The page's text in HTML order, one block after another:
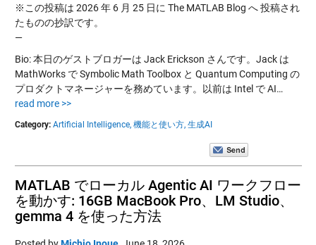
※この投稿は 2026 年 6 月 25 日に The MATLAB Blog へ 投稿され
たものの抄訳です。
—
Bio: 本日のゲストブロガーは Jack Erickson さんです。Jack は
MathWorks で Symbolic Math Toolbox と Quantum Computing の
プロダクトマネージャーを務めています。以前は Intel で AI…
read more >>
Category: Artificial Intelligence, 機能と使い方, 生成AI
MATLAB でローカル Agentic AI ワークフロー
を動かす: 16GB MacBook Pro、LM Studio、
gemma 4 を使った方法